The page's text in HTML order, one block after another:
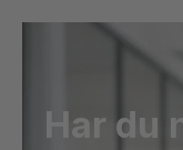
Har du